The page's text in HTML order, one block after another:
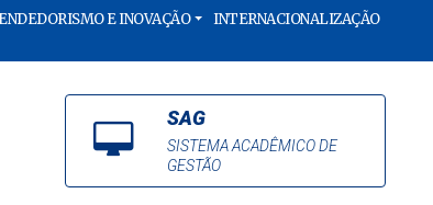
E INOVAÇÃO INTERNACIONALIZAÇÃO
SAG
SISTEMA ACADÊMICO DE
GESTÃO